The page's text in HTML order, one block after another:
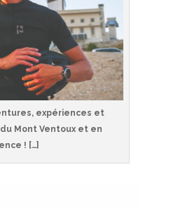
expériences et
Mont Ventoux et en
! […]